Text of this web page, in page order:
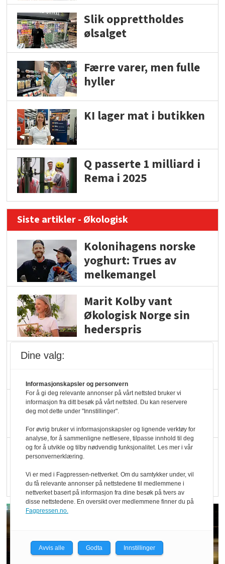
Slik opprettholdes
ølsalget
Færre varer, men fulle
hyller
KI lager mat i butikken
Q passerte 1 milliard i
Rema i 2025
Siste artikler - Økologisk
Kolonihagens norske
yoghurt: Trues av
melkemangel
Marit Kolby vant
Økologisk Norge sin
hederspris
Kolonihagen sliter
med å få tak i nok melk
Rapport: Økokundene
det?
Dine valg:
Informasjonskapsler og personvern
For å gi deg relevante annonser på vårt nettsted bruker vi
informasjon fra ditt besøk på vårt nettsted. Du kan reservere
deg mot dette under "Innstillinger".
For øvrig bruker vi informasjonskapsler og lignende verktøy for
analyse, for å sammenligne nettlesere, tilpasse innhold til deg
og for å utvikle og tilby nødvendig funksjonalitet. Les mer i vår
personvernerklæring.
Vi er med i Fagpressen-nettverket. Om du samtykker under, vil
du få relevante annonser på nettstedene til medlemmene i
nettverket basert på informasjon fra dine besøk på tvers av
disse nettstedene. En oversikt over medlemmene finner du på
Fagpressen.no.
Avvis alle Godta Innstillinger